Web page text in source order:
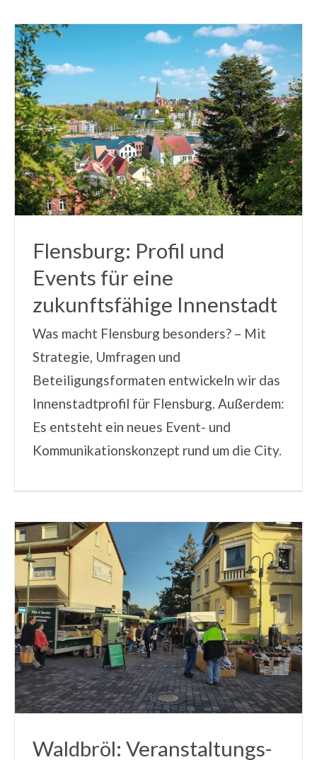
Flensburg: Profil und
Events für eine
zukunftsfähige Innenstadt
Was macht Flensburg besonders? – Mit
Strategie, Umfragen und
Beteiligungsformaten entwickeln wir das
Innenstadtprofil für Flensburg. Außerdem:
Es entsteht ein neues Event- und
Kommunikationskonzept rund um die City.
Waldbröl: Veranstaltungs-